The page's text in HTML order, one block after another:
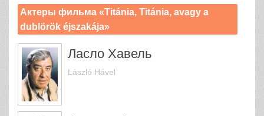
Актеры фильма «Titánia, Titánia, avagy a
dublörök éjszakája»
Ласло Хавель
László Hável